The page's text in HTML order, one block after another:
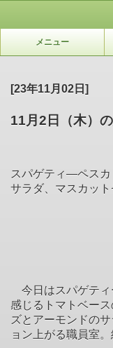
メニュー
[23年11月02日]
11月2日（木）
スパゲティ―ペスカ
サラダ、マスカット
今日はスパゲティ
感じるトマトベー
ズとアーモンドの
ョン上がる職員室